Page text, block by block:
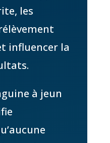
les
influencer la
à jeun